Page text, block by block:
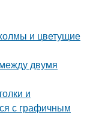
и цветущие
двумя
и
с графичным